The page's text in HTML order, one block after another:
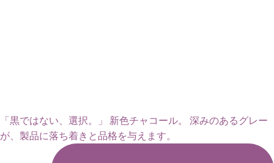
「黒ではない、選択。」 新色チャコール。 深みのあるグレー
が、製品に落ち着きと品格を与えます。